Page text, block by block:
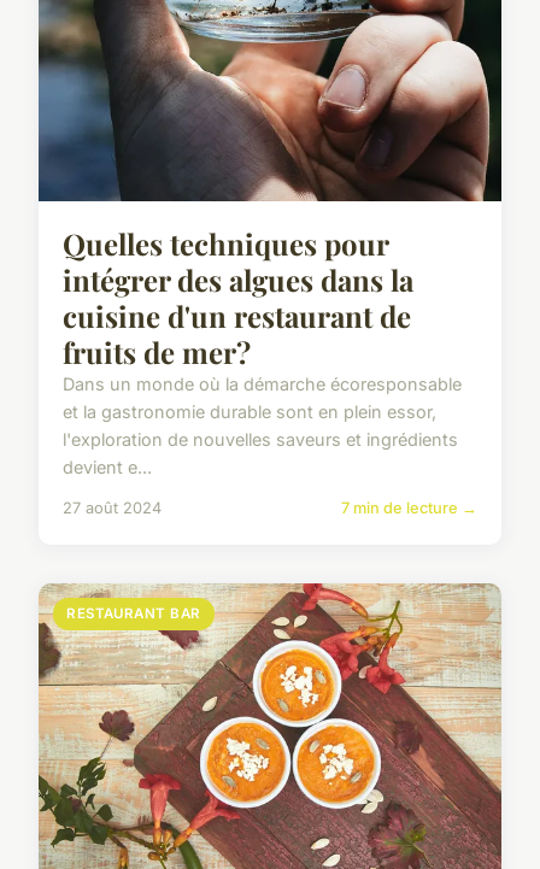
Quelles techniques pour
intégrer des algues dans la
cuisine d'un restaurant de
fruits de mer?
Dans un monde où la démarche écoresponsable
et la gastronomie durable sont en plein essor,
l'exploration de nouvelles saveurs et ingrédients
devient e...
27 août 2024 7 min de lecture →
RESTAURANT BAR